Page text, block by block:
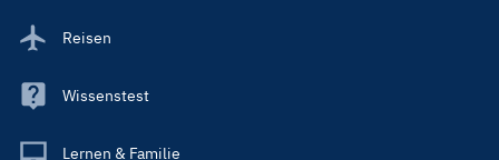
Reisen
Wissenstest
Lernen & Familie